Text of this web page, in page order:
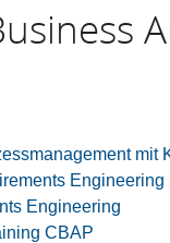
mit
Engineering
Engineering
CBAP